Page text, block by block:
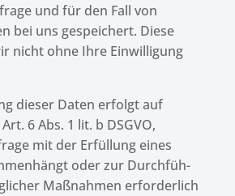
und für den Fall von
bei uns gespei­chert. Diese
nicht ohne Ihre Einwil­li­gung
dieser Daten erfolgt auf
6 Abs. 1 lit. b DSGVO,
mit der Erfül­lung eines
oder zur Durch­füh­
Maßnah­men erfor­der­lich